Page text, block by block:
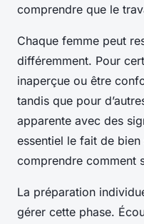
comprendre que le
Chaque femme peut
différemment. Pour
inaperçue ou être
tandis que pour
apparente avec des
essentiel le fait de
comprendre comment
La préparation
gérer cette phase.